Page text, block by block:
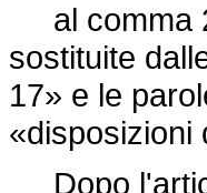
al comma
sostituite
17» e le
«disposizioni
Dopo